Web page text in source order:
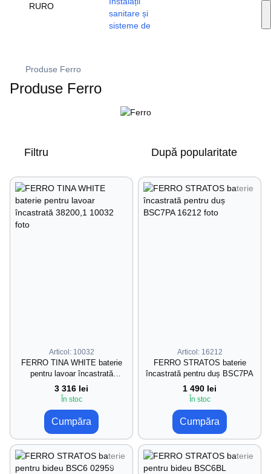
Servicii de instalare
🔥 Promoții și reduceri
RURO
Produse Ferro
Produse Ferro
Filtru După popularitate
Articol: 10032
FERRO TINA WHITE baterie
pentru lavoar încastrată
38200,1
3 316 lei
În stoc
Cumpăra
Articol: 16212
FERRO STRATOS baterie
încastrată pentru duș BSC7PA
1 490 lei
În stoc
Cumpăra